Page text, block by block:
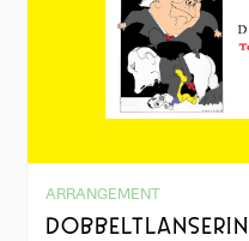
ARRANGEMENT